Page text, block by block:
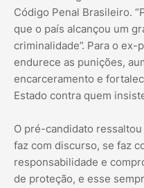
Código Penal Brasileiro.
que o país alcançou um
criminalidade”. Para o ex-
endurece as punições,
encarceramento e
Estado contra quem
O pré-candidato
faz com discurso, se faz
responsabilidade e
de proteção, e esse